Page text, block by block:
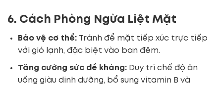
6. Cách Phòng Ngừa Liệt Mặt
Bảo vệ cơ thể:Tránh để mặt tiếp xúc trực tiếp
với gió lạnh, đặc biệt vào ban đêm.
Tăng cường sức đề kháng:Duy trì chế độ ăn
uống giàu dinh dưỡng, bổ sung vitamin B và